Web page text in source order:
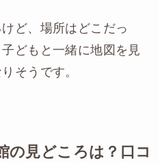
ど、場所はどこだっ
どもと一緒に地図を見
そうです。
の見どころは？口コ